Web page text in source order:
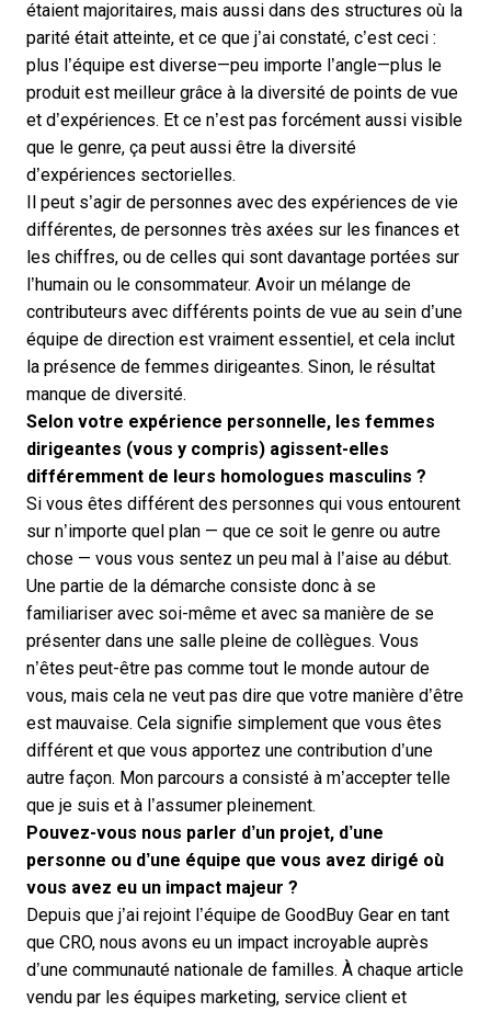
étaient majoritaires, mais aussi dans des structures où la
parité était atteinte, et ce que j’ai constaté, c’est ceci :
plus l’équipe est diverse—peu importe l’angle—plus le
produit est meilleur grâce à la diversité de points de vue
et d’expériences. Et ce n’est pas forcément aussi visible
que le genre, ça peut aussi être la diversité
d’expériences sectorielles.
Il peut s’agir de personnes avec des expériences de vie
différentes, de personnes très axées sur les finances et
les chiffres, ou de celles qui sont davantage portées sur
l’humain ou le consommateur. Avoir un mélange de
contributeurs avec différents points de vue au sein d’une
équipe de direction est vraiment essentiel, et cela inclut
la présence de femmes dirigeantes. Sinon, le résultat
manque de diversité.
Selon votre expérience personnelle, les femmes
dirigeantes (vous y compris) agissent-elles
différemment de leurs homologues masculins ?
Si vous êtes différent des personnes qui vous entourent
sur n’importe quel plan — que ce soit le genre ou autre
chose — vous vous sentez un peu mal à l’aise au début.
Une partie de la démarche consiste donc à se
familiariser avec soi-même et avec sa manière de se
présenter dans une salle pleine de collègues. Vous
n’êtes peut-être pas comme tout le monde autour de
vous, mais cela ne veut pas dire que votre manière d’être
est mauvaise. Cela signifie simplement que vous êtes
différent et que vous apportez une contribution d’une
autre façon. Mon parcours a consisté à m’accepter telle
que je suis et à l’assumer pleinement.
Pouvez-vous nous parler d’un projet, d’une
personne ou d’une équipe que vous avez dirigé où
vous avez eu un impact majeur ?
Depuis que j’ai rejoint l’équipe de GoodBuy Gear en tant
que CRO, nous avons eu un impact incroyable auprès
d’une communauté nationale de familles. À chaque article
vendu par les équipes marketing, service client et